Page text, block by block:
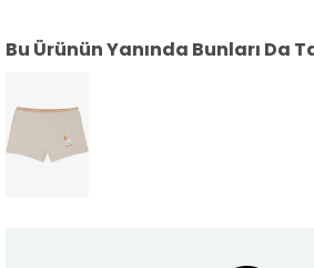
Bu Ürünün Yanında Bunları Da